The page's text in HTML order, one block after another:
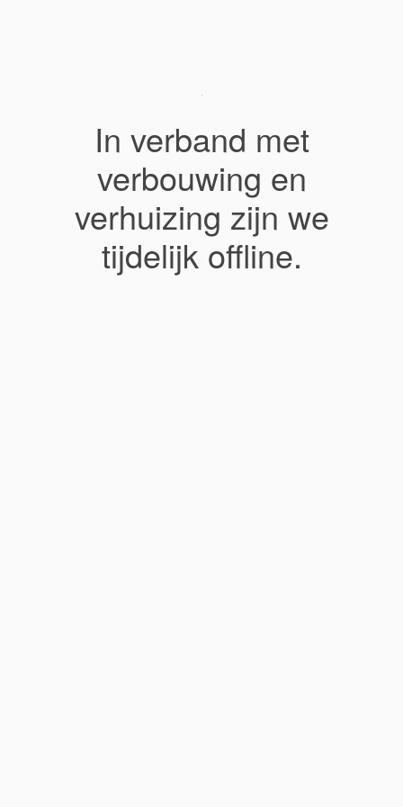
In verband met
verbouwing en
verhuizing zijn we
tijdelijk offline.